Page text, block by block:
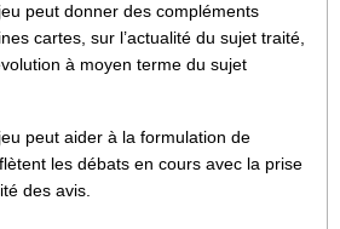
peut donner des compléments
cartes, sur l’actualité du sujet traité,
à moyen terme du sujet
peut aider à la formulation de
les débats en cours avec la prise
des avis.